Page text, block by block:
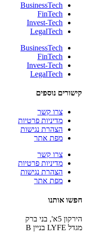
BusinessTech
FinTech
Invest-Tech
LegalTech
BusinessTech
FinTech
Invest-Tech
LegalTech
קישורים נוספים
צרו קשר
מדיניות פרטיות
הצהרת נגישות
מפת אתר
צרו קשר
מדיניות פרטיות
הצהרת נגישות
מפת אתר
חפשו אותנו
הירקון 5א', בני ברק
מגדל LYFE
בניין B